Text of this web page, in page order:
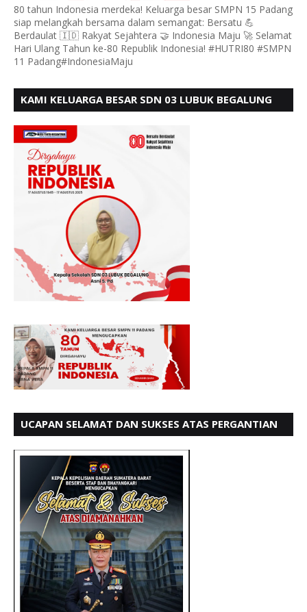
80 tahun Indonesia merdeka! Keluarga besar SMPN 15 Padang
siap melangkah bersama dalam semangat: Bersatu 💪
Berdaulat 🇮🇩 Rakyat Sejahtera 🤝 Indonesia Maju 🚀 Selamat
Hari Ulang Tahun ke-80 Republik Indonesia! #HUTRI80 #SMPN
11 Padang#IndonesiaMaju
KAMI KELUARGA BESAR SDN 03 LUBUK BEGALUNG
UCAPAN SELAMAT DAN SUKSES ATAS PERGANTIAN